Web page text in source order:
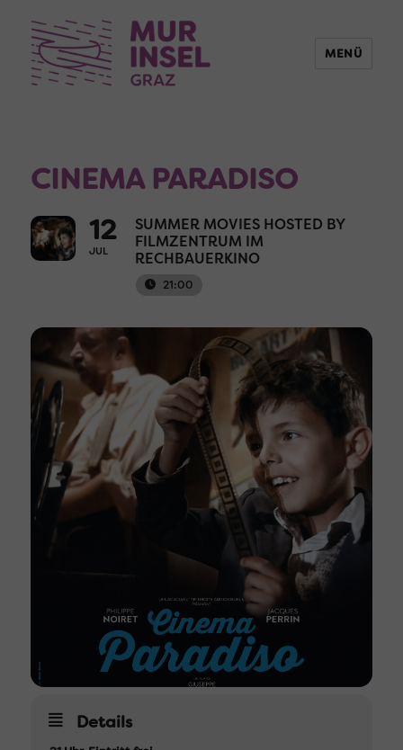
MENÜ
CINEMA PARADISO
12
JUL
SUMMER MOVIES HOSTED BY
FILMZENTRUM IM
RECHBAUERKINO
21:00
Details